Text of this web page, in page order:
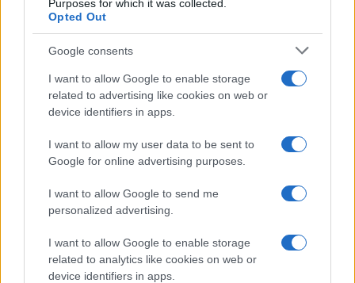
Purposes for which it was collected.
Opted Out
Google consents
I want to allow Google to enable storage
related to advertising like cookies on web or
device identifiers in apps.
I want to allow my user data to be sent to
Google for online advertising purposes.
I want to allow Google to send me
personalized advertising.
I want to allow Google to enable storage
related to analytics like cookies on web or
device identifiers in apps.
cotto fino a ottenere una consistenza quasi
pepe che ne esalta la dolcezza senza sovrastarla,
valorizzando il profilo sensoriale del prodotto.
Pad Kaprao Wagyureinventa un classico da
strada utilizzando manzo Wagyu. Il piatto mantiene
l’impronta del basilico sacro e del peperoncino
mentre lavora sulla purezza della materia. In questo
Pad Kapraoindica la versione locale del piatto
di basilico sacro tipico della cucina thailandese.
La proposta complessiva privilegia equilibrio e